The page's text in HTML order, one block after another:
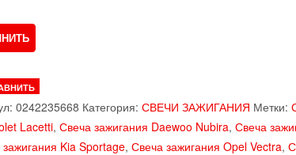
0242235668 Категория: СВЕЧИ ЗАЖИГАНИЯ Метки:
Lacetti, Свеча зажигания Daewoo Nubira, Свеча
Kia Sportage, Свеча зажигания Opel Vectra,